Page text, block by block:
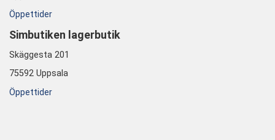
Öppettider
Simbutiken lagerbutik
Skäggesta 201
75592 Uppsala
Öppettider